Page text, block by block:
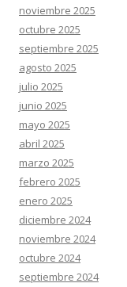
noviembre 2025
octubre 2025
septiembre 2025
agosto 2025
julio 2025
junio 2025
mayo 2025
abril 2025
marzo 2025
febrero 2025
enero 2025
diciembre 2024
noviembre 2024
octubre 2024
septiembre 2024